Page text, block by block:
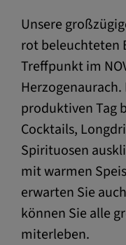
Unsere
rot beleuchteten
Treffpunkt im
Herzogenaurach.
produktiven Tag
Cocktails,
Spirituosen
mit warmen
erwarten Sie
können Sie alle
miterleben.